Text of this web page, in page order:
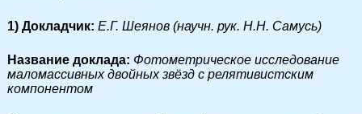
1) Докладчик: Е.Г. Шеянов (научн. рук. Н.Н. Самусь)
Название доклада: Фотометрическое исследование
маломассивных двойных звёзд с релятивистским
компонентом